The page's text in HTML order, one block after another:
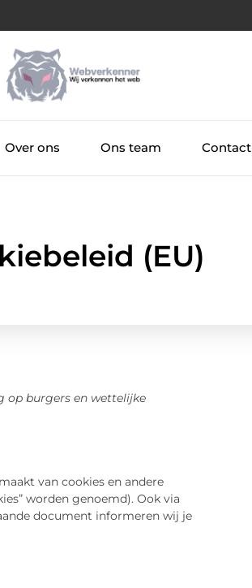
Over ons Ons team Contact
(EU)
op burgers en wettelijke
van cookies en andere
worden genoemd). Ook via
document informeren wij je